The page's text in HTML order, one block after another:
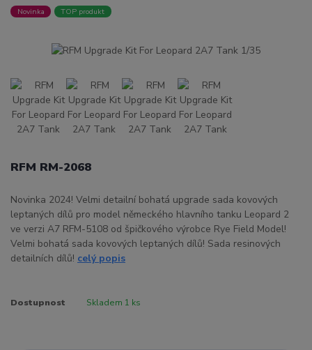
Novinka TOP produkt
RFM RM-2068
Novinka 2024! Velmi detailní bohatá upgrade sada kovových
leptaných dílů pro model německého hlavního tanku Leopard 2
ve verzi A7 RFM-5108 od špičkového výrobce Rye Field Model!
Velmi bohatá sada kovových leptaných dílů! Sada resinových
detailních dílů! celý popis
Dostupnost Skladem 1 ks